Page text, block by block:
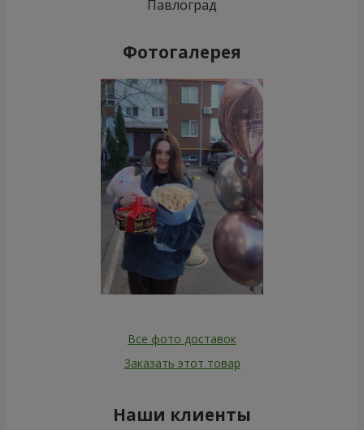
Павлоград
Фотогалерея
Все фото доставок
Заказать этот товар
Наши клиенты